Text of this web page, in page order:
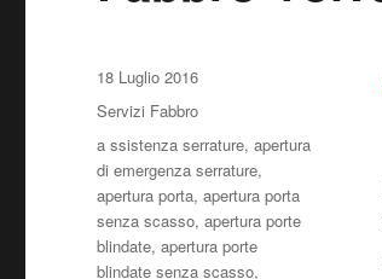
Pubblicato
il
18 Luglio 2016
Categorie
Servizi Fabbro
Tag
a ssistenza serrature,apertura
di emergenza serrature,
apertura porta,apertura porta
senza scasso,apertura porte
blindate,apertura porte
blindate senza scasso,